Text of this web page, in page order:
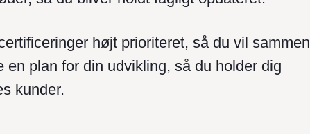
højt prioriteret, så du vil sammen
plan for din udvikling, så du holder dig
kunder.